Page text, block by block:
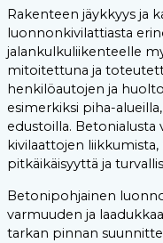
Rakenteen jäykkyys ja
luonnonkivilattiasta
jalankulkuliikenteelle
mitoitettuna ja
henkilöautojen ja
esimerkiksi piha-
edustoilla. Betonialusta
kivilaattojen
pitkäikäisyyttä ja
Betonipohjainen
varmuuden ja
tarkan pinnan